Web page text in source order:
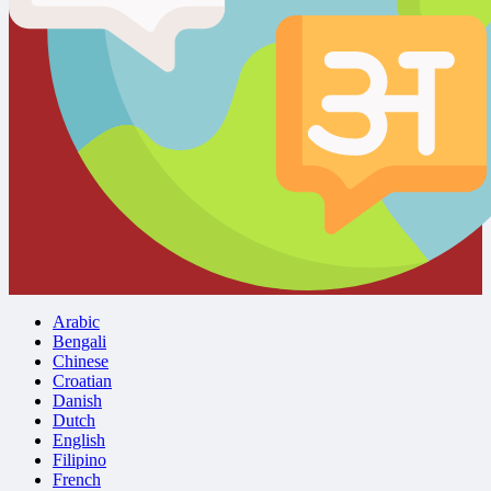
Arabic
Bengali
Chinese
Croatian
Danish
Dutch
English
Filipino
French